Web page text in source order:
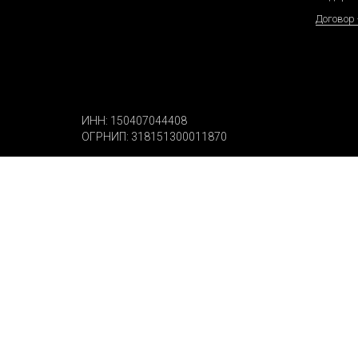
Договор
ИНН: 150407044408
ОГРНИП: 318151300011870